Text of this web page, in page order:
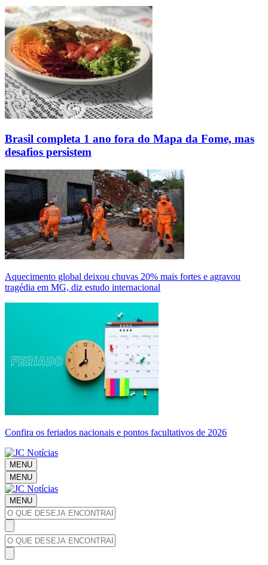
Brasil completa 1 ano fora do Mapa da Fome, mas
desafios persistem
Aquecimento global deixou chuvas 20% mais fortes e agravou
tragédia em MG, diz estudo internacional
Confira os feriados nacionais e pontos facultativos de 2026
MENU
MENU
MENU